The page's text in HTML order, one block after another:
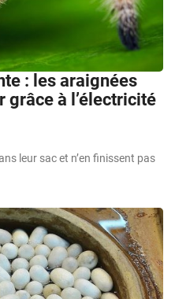
: les araignées
grâce à l’électricité
leur sac et n’en finissent pas